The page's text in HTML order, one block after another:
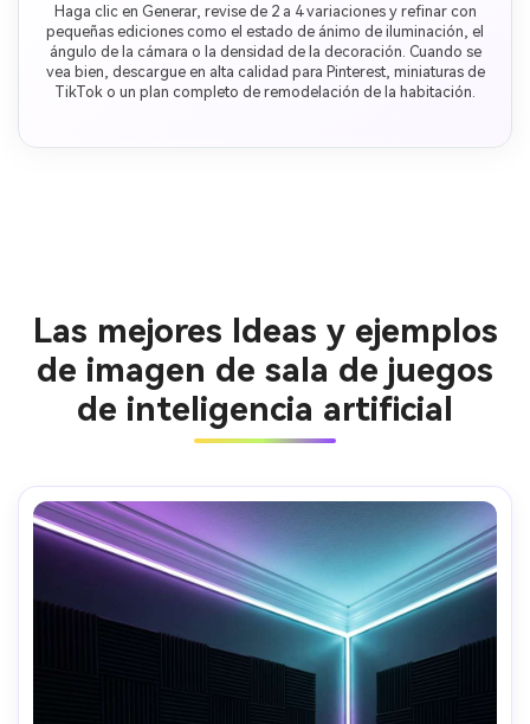
Haga clic en Generar, revise de 2 a 4 variaciones y refinar con
pequeñas ediciones como el estado de ánimo de iluminación, el
ángulo de la cámara o la densidad de la decoración. Cuando se
vea bien, descargue en alta calidad para Pinterest, miniaturas de
TikTok o un plan completo de remodelación de la habitación.
Las mejores Ideas y ejemplos
de imagen de sala de juegos
de inteligencia artificial